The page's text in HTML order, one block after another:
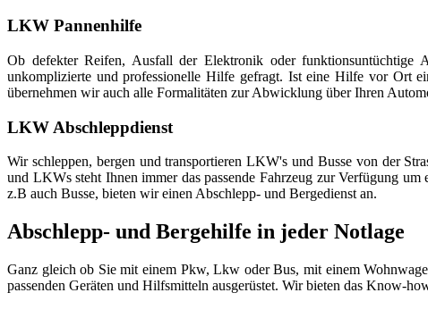
LKW Pannenhilfe
Ob defekter Reifen, Ausfall der Elektronik oder funktionsuntüchtige
unkomplizierte und professionelle Hilfe gefragt. Ist eine Hilfe vor Ort
übernehmen wir auch alle Formalitäten zur Abwicklung über Ihren
LKW Abschleppdienst
Wir schleppen, bergen und transportieren LKW's und Busse von der
und LKWs steht Ihnen immer das passende Fahrzeug zur Verfügung
z.B auch Busse, bieten wir einen Abschlepp- und Bergedienst an.
Abschlepp- und Bergehilfe in jeder Notlage
Ganz gleich ob Sie mit einem Pkw, Lkw oder Bus, mit einem
passenden Geräten und Hilfsmitteln ausgerüstet. Wir bieten das Know-